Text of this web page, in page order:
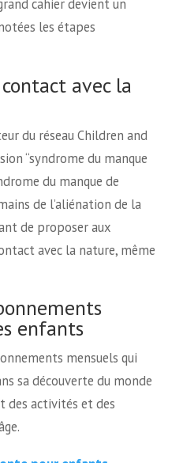
cahier devient un
les étapes
avec la
du réseau Children and
“syndrome du manque
du manque de
de l’aliénation de la
de proposer aux
avec la nature, même
enfants
mensuels qui
sa découverte du monde
des activités et des